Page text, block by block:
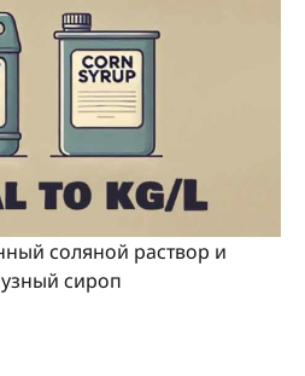
соляной раствор и
сироп